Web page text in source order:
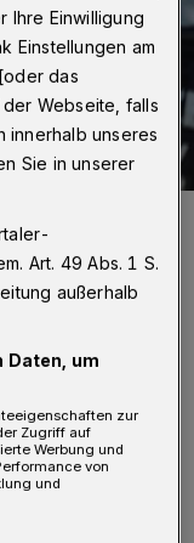
Aufmarsch
die
Über 150
Ihre Einwilligung
Einstellungen am
das
Webseite, falls
innerhalb unseres
Sie in unserer
Art. 49 Abs. 1 S.
außerhalb
Daten, um
zur
Zugriff auf
Werbung und
von
und